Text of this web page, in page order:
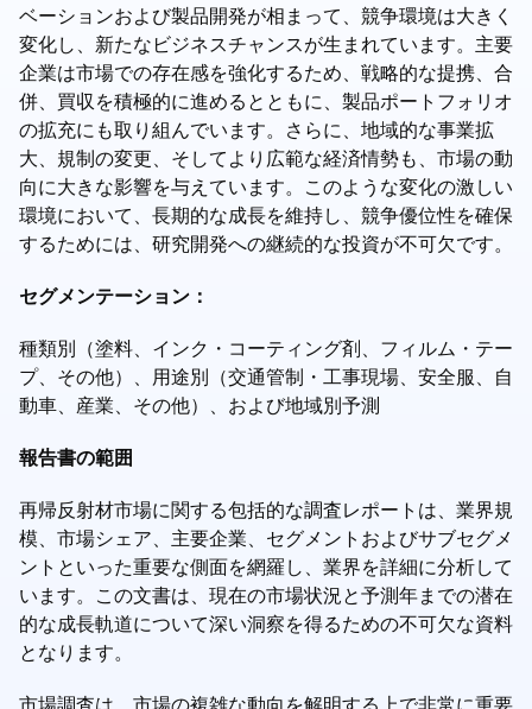
ベーションおよび製品開発が相まって、競争環境は大きく
変化し、新たなビジネスチャンスが生まれています。主要
企業は市場での存在感を強化するため、戦略的な提携、合
併、買収を積極的に進めるとともに、製品ポートフォリオ
の拡充にも取り組んでいます。さらに、地域的な事業拡
大、規制の変更、そしてより広範な経済情勢も、市場の動
向に大きな影響を与えています。このような変化の激しい
環境において、長期的な成長を維持し、競争優位性を確保
するためには、研究開発への継続的な投資が不可欠です。
セグメンテーション：
種類別（塗料、インク・コーティング剤、フィルム・テー
プ、その他）、用途別（交通管制・工事現場、安全服、自
動車、産業、その他）、および地域別予測
報告書の範囲
再帰反射材市場に関する包括的な調査レポートは、業界規
模、市場シェア、主要企業、セグメントおよびサブセグメ
ントといった重要な側面を網羅し、業界を詳細に分析して
います。この文書は、現在の市場状況と予測年までの潜在
的な成長軌道について深い洞察を得るための不可欠な資料
となります。
市場調査は、市場の複雑な動向を解明する上で非常に重要